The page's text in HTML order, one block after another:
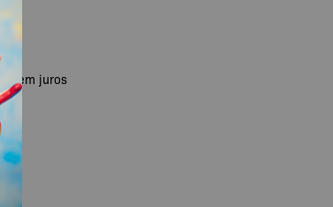
sem juros